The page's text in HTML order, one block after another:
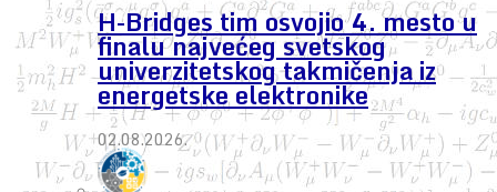
H-Bridges tim osvojio 4. mesto u
finalu najvećeg svetskog
univerzitetskog takmičenja iz
energetske elektronike
02.08.2026.